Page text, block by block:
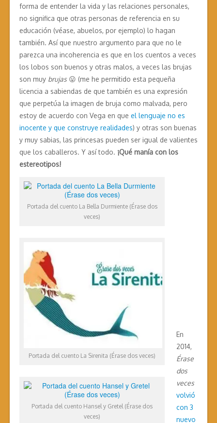
forma de entender la vida y las relaciones personales,
no significa que otras personas de referencia en su
educación (véase, abuelos, por ejemplo) lo hagan
también. Así que nuestro argumento para que no le
parezca una incoherencia es que en los cuentos a veces
los lobos son buenos y otras malos, a veces las brujas
son muy brujas 😛 (me he permitido esta pequeña
licencia a sabiendas de que también es una expresión
que perpetúa la imagen de bruja como malvada, pero
estoy de acuerdo con Vega en que el lenguaje no es
inocente y que construye realidades) y otras son buenas
y muy sabias, las princesas pueden ser igual de valientes
que los caballeros. Y así todo. ¡Qué manía con los
estereotipos!
Portada del cuento La Bella Durmiente (Érase dos
veces)
Portada del cuento La Sirenita (Érase dos veces)
Portada del cuento Hansel y Gretel (Érase dos
veces)
En
2014,
Érase
dos
veces
volvió
con 3
nuevo